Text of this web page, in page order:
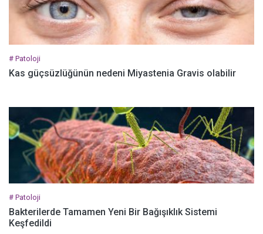
# Patoloji
Kas güçsüzlüğünün nedeni Miyastenia Gravis olabilir
# Patoloji
Bakterilerde Tamamen Yeni Bir Bağışıklık Sistemi
Keşfedildi